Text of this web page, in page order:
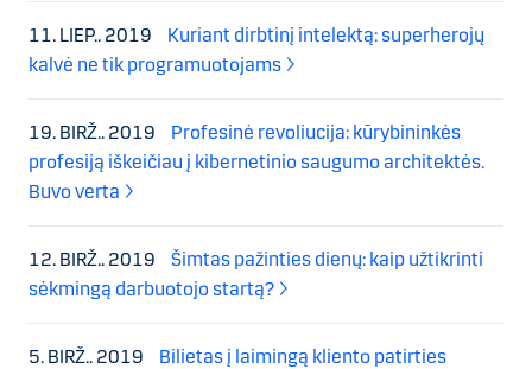
11. LIEP.. 2019
Kuriant dirbtinį intelektą: superherojų
kalvė ne tik programuotojams
19. BIRŽ.. 2019
Profesinė revoliucija: kūrybininkės
profesiją iškeičiau į kibernetinio saugumo architektės.
Buvo verta
12. BIRŽ.. 2019
Šimtas pažinties dienų: kaip užtikrinti
sėkmingą darbuotojo startą?
5. BIRŽ.. 2019
Bilietas į laimingą kliento patirties